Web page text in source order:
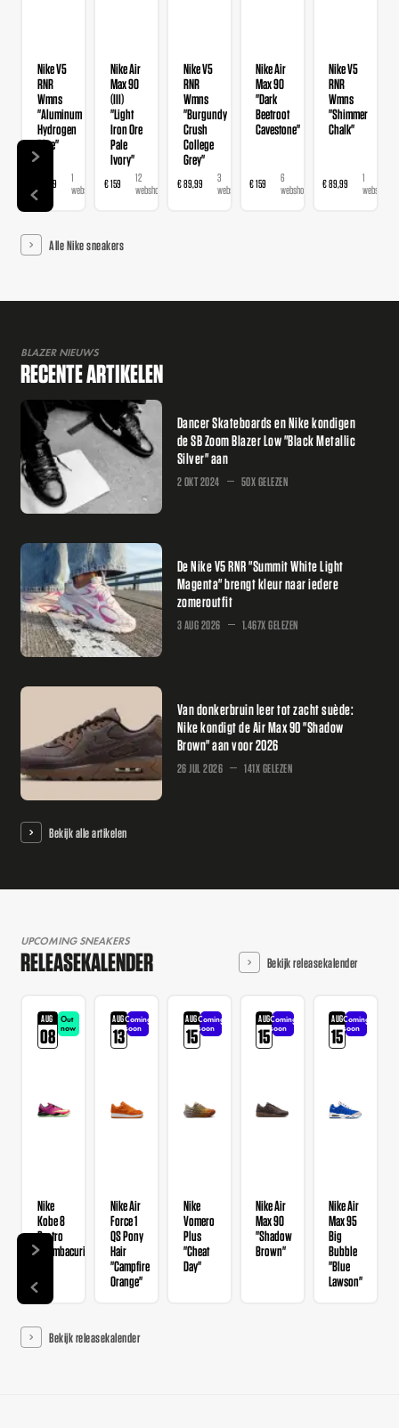
Nike V5
RNR
Wmns
"Aluminum
Hydrogen
Blue"
€ 89,99
1
webshop
Nike Air
Max 90
(III)
"Light
Iron Ore
Pale
Ivory"
€ 159
12
webshops
Nike V5
RNR
Wmns
"Burgundy
Crush
College
Grey"
€ 89,99
3
webshops
Nike Air
Max 90
"Dark
Beetroot
Cavestone"
€ 159
6
webshops
Nike V5
RNR
Wmns
"Shimmer
Chalk"
€ 89,99
1
webshop
Alle Nike sneakers
BLAZER NIEUWS
RECENTE ARTIKELEN
Dancer Skateboards en Nike kondigen
de SB Zoom Blazer Low "Black Metallic
Silver" aan
2 OKT 2024 50X GELEZEN
De Nike V5 RNR "Summit White Light
Magenta" brengt kleur naar iedere
zomeroutfit
3 AUG 2026 1.467X GELEZEN
Van donkerbruin leer tot zacht suède:
Nike kondigt de Air Max 90 "Shadow
Brown" aan voor 2026
26 JUL 2026 141X GELEZEN
Bekijk alle artikelen
UPCOMING SNEAKERS
RELEASEKALENDER Bekijk releasekalender
AUG
08
Out
now
Nike
Kobe 8
Protro
"Mambacurial"
AUG
13
Coming
soon
Nike Air
Force 1
QS Pony
Hair
"Campfire
Orange"
AUG
15
Coming
soon
Nike
Vomero
Plus
"Cheat
Day"
AUG
15
Coming
soon
Nike Air
Max 90
"Shadow
Brown"
AUG
15
Coming
soon
Nike Air
Max 95
Big
Bubble
"Blue
Lawson"
Bekijk releasekalender